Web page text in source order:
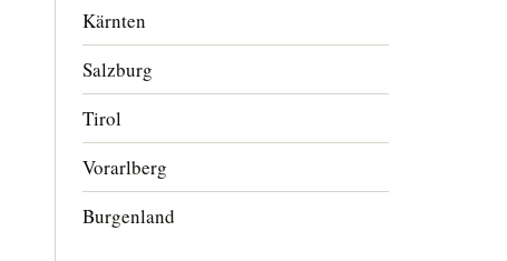
Kärnten
Salzburg
Tirol
Vorarlberg
Burgenland